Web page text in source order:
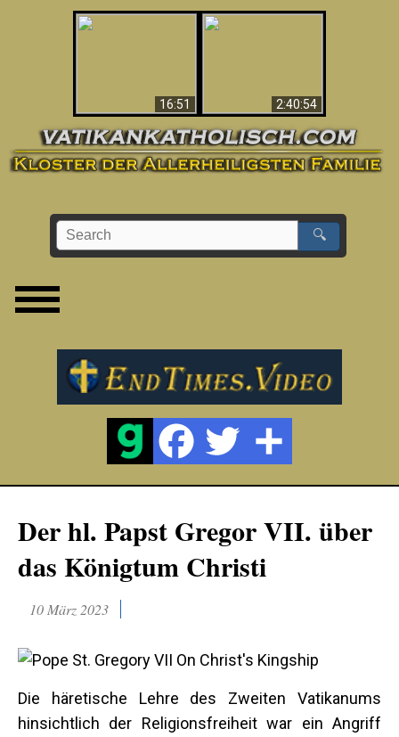
16:51
2:40:54
🔍
Der hl. Papst Gregor VII. über
das Königtum Christi
10 März 2023
Die häretische Lehre des Zweiten Vatikanums
hinsichtlich der Religionsfreiheit war ein Angriff